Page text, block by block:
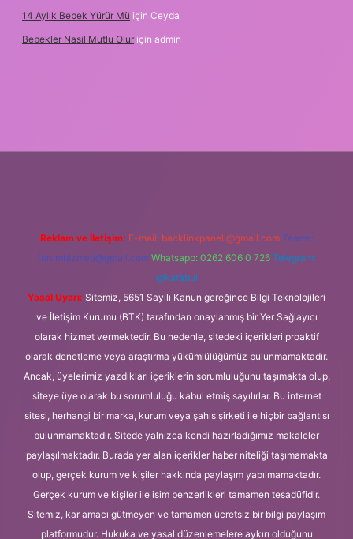
14 Aylık Bebek Yürür Mü için Ceyda
Bebekler Nasil Mutlu Olur için admin
Reklam ve İletişim: E-mail: backlinkpaneli@gmail.com Teams:
forumhizmeti@gmail.com Whatsapp: 0262 606 0 726 Telegram:
@karabul
Yasal Uyarı: Sitemiz, 5651 Sayılı Kanun gereğince Bilgi Teknolojileri
ve İletişim Kurumu (BTK) tarafından onaylanmış bir Yer Sağlayıcı
olarak hizmet vermektedir. Bu nedenle, sitedeki içerikleri proaktif
olarak denetleme veya araştırma yükümlülüğümüz bulunmamaktadır.
Ancak, üyelerimiz yazdıkları içeriklerin sorumluluğunu taşımakta olup,
siteye üye olarak bu sorumluluğu kabul etmiş sayılırlar. Bu internet
sitesi, herhangi bir marka, kurum veya şahıs şirketi ile hiçbir bağlantısı
bulunmamaktadır. Sitede yalnızca kendi hazırladığımız makaleler
paylaşılmaktadır. Burada yer alan içerikler haber niteliği taşımamakta
olup, gerçek kurum ve kişiler hakkında paylaşım yapılmamaktadır.
Gerçek kurum ve kişiler ile isim benzerlikleri tamamen tesadüfidir.
Sitemiz, kar amacı gütmeyen ve tamamen ücretsiz bir bilgi paylaşım
platformudur. Hukuka ve yasal düzenlemelere aykırı olduğunu